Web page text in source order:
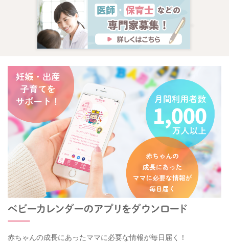
赤ちゃんの成長にあったママに必要な情報が毎日届く！